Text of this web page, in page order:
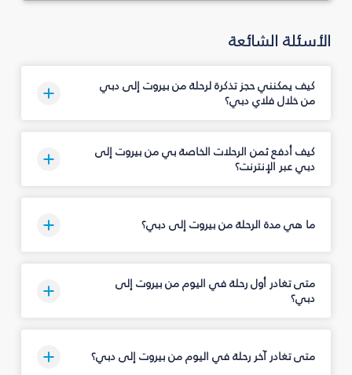
الأسئلة الشائعة
كيف يمكنني حجز تذكرة لرحلة من بيروت إلى دبي
من خلال فلاي دبي؟
كيف أدفع ثمن الرحلات الخاصة بي من بيروت إلى
دبي عبر الإنترنت؟
ما هي مدة الرحلة من بيروت إلى دبي؟
متى تغادر أول رحلة في اليوم من بيروت إلى
دبي؟
متى تغادر آخر رحلة في اليوم من بيروت إلى دبي؟